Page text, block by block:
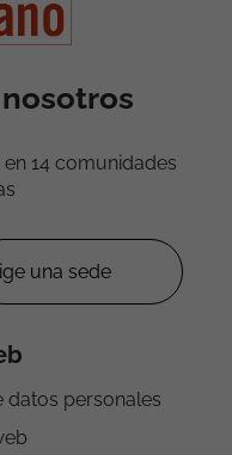
14 comunidades
datos personales